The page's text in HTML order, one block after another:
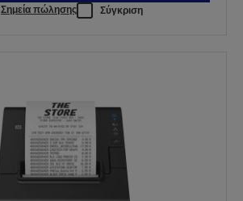
Σημεία πώλησης Σύγκριση